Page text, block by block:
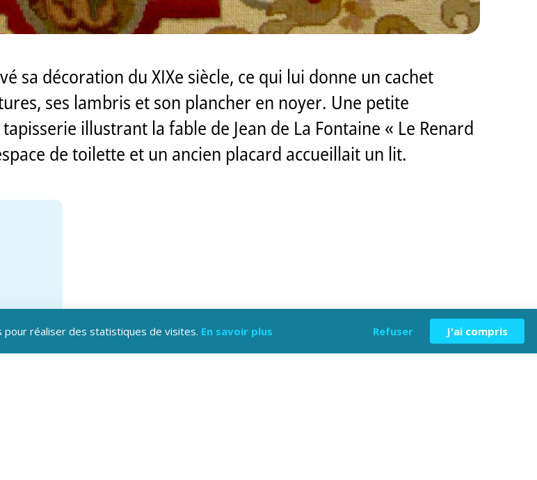
sa décoration du XIXe siècle, ce qui lui donne un cachet
ses lambris et son plancher en noyer. Une petite
illustrant la fable de Jean de La Fontaine « Le Renard
de toilette et un ancien placard accueillait un lit.
pour réaliser des statistiques de visites. En savoir plus Refuser J'ai compris